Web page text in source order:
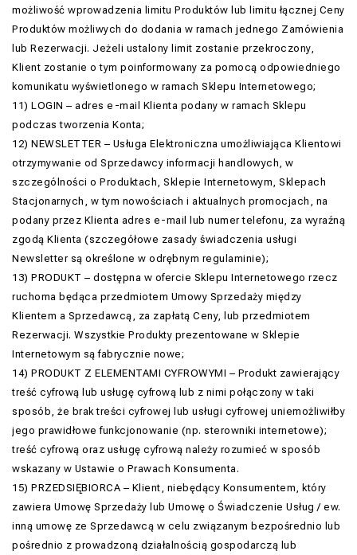
możliwość wprowadzenia limitu Produktów lub limitu łącznej Ceny
Produktów możliwych do dodania w ramach jednego Zamówienia
lub Rezerwacji. Jeżeli ustalony limit zostanie przekroczony,
Klient zostanie o tym poinformowany za pomocą odpowiedniego
komunikatu wyświetlonego w ramach Sklepu Internetowego;
11) LOGIN – adres e-mail Klienta podany w ramach Sklepu
podczas tworzenia Konta;
12) NEWSLETTER – Usługa Elektroniczna umożliwiająca Klientowi
otrzymywanie od Sprzedawcy informacji handlowych, w
szczególności o Produktach, Sklepie Internetowym, Sklepach
Stacjonarnych, w tym nowościach i aktualnych promocjach, na
podany przez Klienta adres e-mail lub numer telefonu, za wyraźną
zgodą Klienta (szczegółowe zasady świadczenia usługi
Newsletter są określone w odrębnym regulaminie);
13) PRODUKT – dostępna w ofercie Sklepu Internetowego rzecz
ruchoma będąca przedmiotem Umowy Sprzedaży między
Klientem a Sprzedawcą, za zapłatą Ceny, lub przedmiotem
Rezerwacji. Wszystkie Produkty prezentowane w Sklepie
Internetowym są fabrycznie nowe;
14) PRODUKT Z ELEMENTAMI CYFROWYMI – Produkt zawierający
treść cyfrową lub usługę cyfrową lub z nimi połączony w taki
sposób, że brak treści cyfrowej lub usługi cyfrowej uniemożliwiłby
jego prawidłowe funkcjonowanie (np. sterowniki internetowe);
treść cyfrową oraz usługę cyfrową należy rozumieć w sposób
wskazany w Ustawie o Prawach Konsumenta.
15) PRZEDSIĘBIORCA – Klient, niebędący Konsumentem, który
zawiera Umowę Sprzedaży lub Umowę o Świadczenie Usług / ew.
inną umowę ze Sprzedawcą w celu związanym bezpośrednio lub
pośrednio z prowadzoną działalnością gospodarczą lub